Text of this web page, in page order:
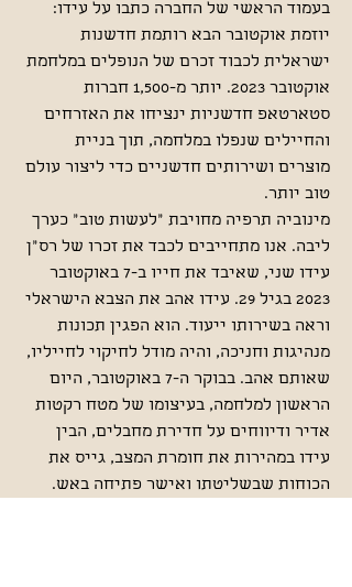
בעמוד הראשי של החברה כתבו על עידו:
יוזמת אוקטובר הבא רותמת חדשנות
ישראלית לכבוד זכרם של הנופלים במלחמת
אוקטובר 2023. יותר מ-1,500 חברות
סטארטאפ חדשניות ינציחו את האזרחים
והחיילים שנפלו במלחמה, תוך בניית
מוצרים ושירותים חדשניים כדי ליצור עולם
טוב יותר.
מינוביה תרפיה מחויבת "לעשות טוב" כערך
ליבה. אנו מתחייבים לכבד את זכרו של רס"ן
עידו שני, שאיבד את חייו ב-7 באוקטובר
2023 בגיל 29. עידו אהב את הצבא הישראלי
וראה בשירותו ייעוד. הוא הפגין תכונות
מנהיגות וחניכה, והיה מודל לחיקוי לחייליו,
שאותם אהב. בבוקר ה-7 באוקטובר, היום
הראשון למלחמה, בעיצומו של מטח רקטות
אדיר ודיווחים על חדירת מחבלים, הבין
עידו במהירות את חומרת המצב, גייס את
הכוחות שבשליטתו ואישר פתיחה באש.